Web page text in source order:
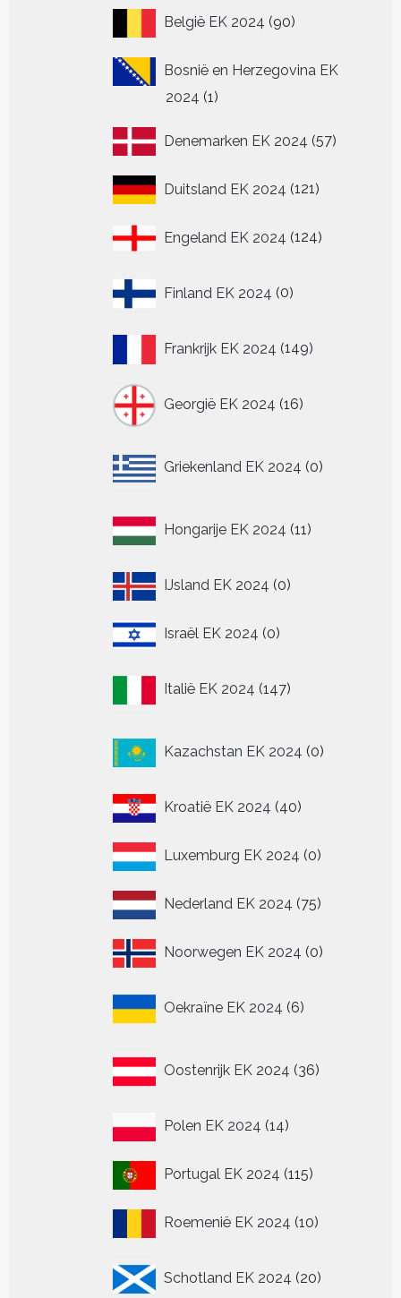
België EK 2024 9090
Bosnië en Herzegovina EK
2024 11
Denemarken EK 2024 5757
Duitsland EK 2024 121121
Engeland EK 2024 124124
Finland EK 2024 0
producten
Frankrijk EK 2024 149149
Georgië EK 2024 16
producten
Griekenland EK 2024 0
producten
Hongarije EK 2024 11
producten
IJsland EK 2024 00
Israël EK 2024 00
Italië EK 2024 147
producten
Kazachstan EK 2024 0
producten
Kroatië EK 2024 4040
Luxemburg EK 2024 00
Nederland EK 2024 7575
Noorwegen EK 2024 00
Oekraïne EK 2024 6
producten
Oostenrijk EK 2024 36
producten
Polen EK 2024 1414
Portugal EK 2024 115115
Roemenië EK 2024 1010
Schotland EK 2024 20
producten